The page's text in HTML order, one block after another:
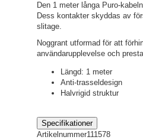
Den 1 meter långa Puro-
Dess kontakter skyddas av
slitage.
Noggrant utformad för att
användarupplevelse och
Längd: 1 meter
Anti-trasseldesign
Halvrigid struktur
Specifikationer
Artikelnummer111578